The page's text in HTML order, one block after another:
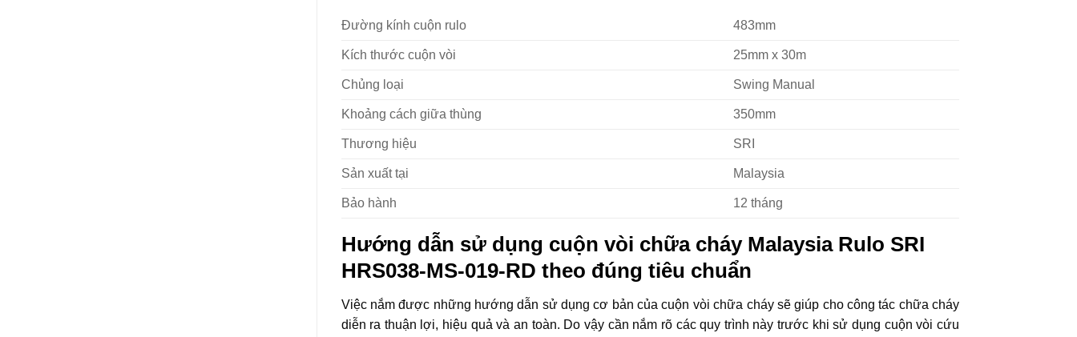
Đường kính cuộn rulo 483mm
Kích thước cuộn vòi 25mm x 30m
Chủng loại Swing Manual
Khoảng cách giữa thùng 350mm
Thương hiệu SRI
Sản xuất tại Malaysia
Bảo hành 12 tháng
Hướng dẫn sử dụng cuộn vòi chữa cháy Malaysia Rulo SRI
HRS038-MS-019-RD theo đúng tiêu chuẩn
Việc nắm được những hướng dẫn sử dụng cơ bản của cuộn vòi chữa cháy sẽ giúp cho công tác chữa cháy
diễn ra thuận lợi, hiệu quả và an toàn. Do vậy cần nắm rõ các quy trình này trước khi sử dụng cuộn vòi cứu